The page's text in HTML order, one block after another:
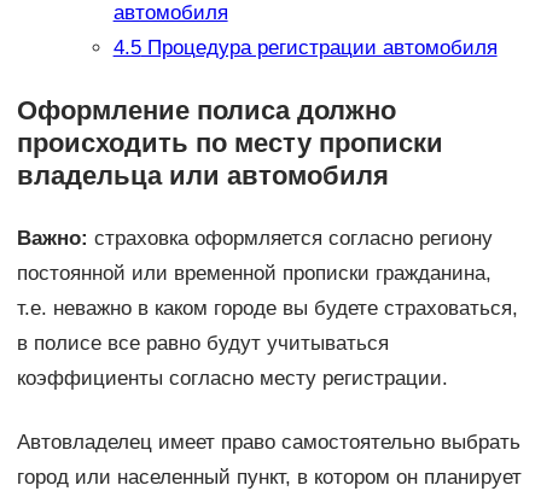
автомобиля
4.5Процедура регистрации автомобиля
Оформление полиса должно
происходить по месту прописки
владельца или автомобиля
Важно: страховка оформляется согласно региону
постоянной или временной прописки гражданина,
т.е. неважно в каком городе вы будете страховаться,
в полисе все равно будут учитываться
коэффициенты согласно месту регистрации.
Автовладелец имеет право самостоятельно выбрать
город или населенный пункт, в котором он планирует